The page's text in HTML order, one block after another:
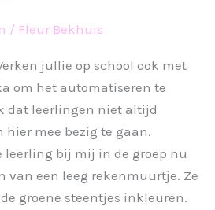
/ Fleur Bekhuis
jullie op school ook met
om het automatiseren te
dat leerlingen niet altijd
hier mee bezig te gaan.
leerling bij mij in de groep nu
van een leeg rekenmuurtje. Ze
groene steentjes inkleuren.